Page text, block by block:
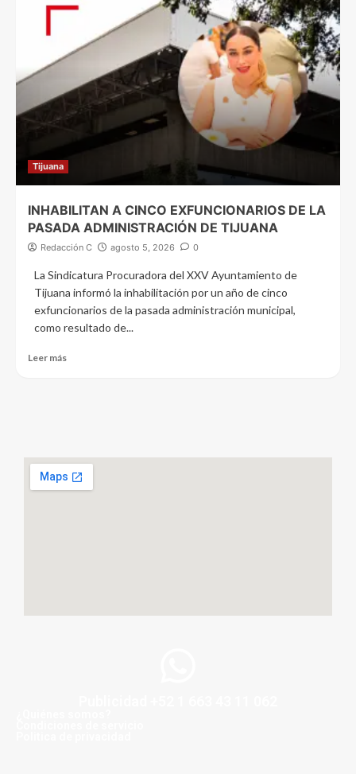
Tijuana
INHABILITAN A CINCO EXFUNCIONARIOS DE LA
PASADA ADMINISTRACIÓN DE TIJUANA
Redacción C agosto 5, 2026 0
La Sindicatura Procuradora del XXV Ayuntamiento de
Tijuana informó la inhabilitación por un año de cinco
exfuncionarios de la pasada administración municipal,
como resultado de...
Leer más